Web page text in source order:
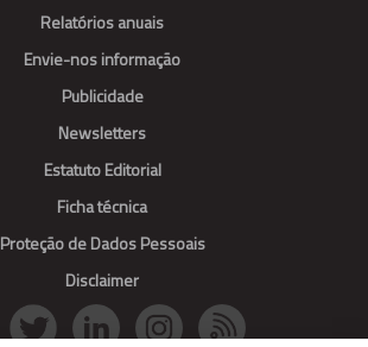
Relatórios anuais
Envie-nos informação
Publicidade
Newsletters
Estatuto Editorial
Ficha técnica
Proteção de Dados Pessoais
Disclaimer